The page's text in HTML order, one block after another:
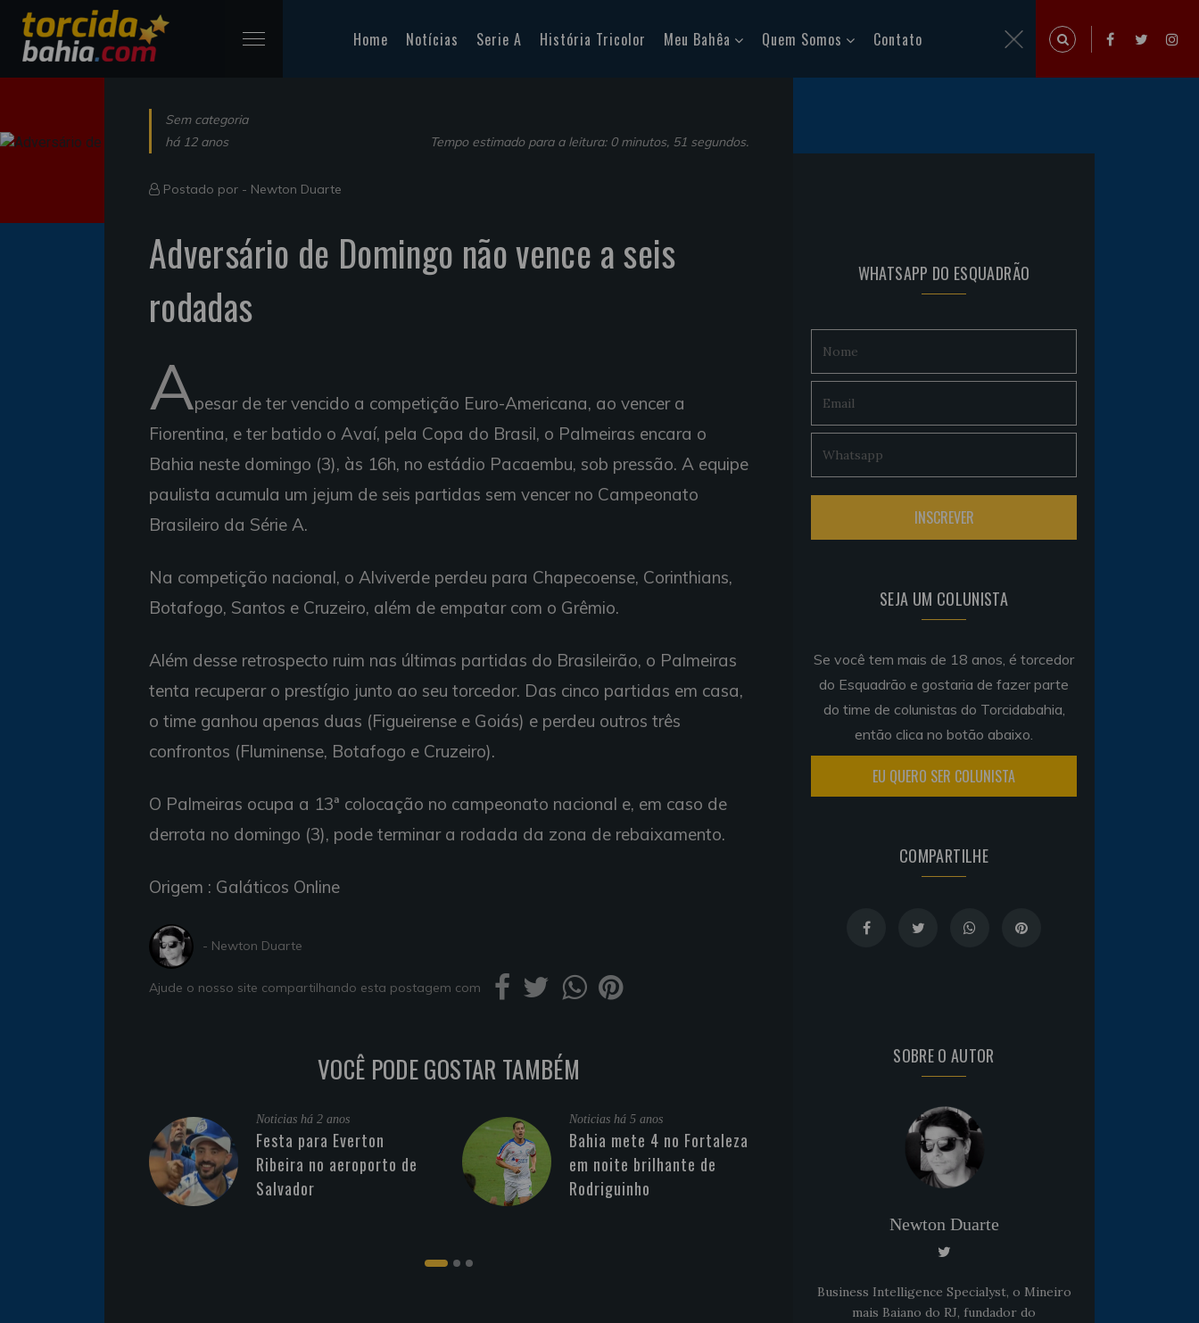
Home Notícias Serie A História Tricolor Meu Bahêa Quem Somos Contato
Sem categoria
há 12 anos
Tempo estimado para a leitura: 0 minutos, 51 segundos.
Postado por - Newton Duarte
Adversário de Domingo não vence a seis
rodadas
Apesar de ter vencido a competição Euro-Americana, ao vencer a
Fiorentina, e ter batido o Avaí, pela Copa do Brasil, o Palmeiras encara o
Bahia neste domingo (3), às 16h, no estádio Pacaembu, sob pressão. A equipe
paulista acumula um jejum de seis partidas sem vencer no Campeonato
Brasileiro da Série A.
Na competição nacional, o Alviverde perdeu para Chapecoense, Corinthians,
Botafogo, Santos e Cruzeiro, além de empatar com o Grêmio.
Além desse retrospecto ruim nas últimas partidas do Brasileirão, o Palmeiras
tenta recuperar o prestígio junto ao seu torcedor. Das cinco partidas em casa,
o time ganhou apenas duas (Figueirense e Goiás) e perdeu outros três
confrontos (Fluminense, Botafogo e Cruzeiro).
O Palmeiras ocupa a 13ª colocação no campeonato nacional e, em caso de
derrota no domingo (3), pode terminar a rodada da zona de rebaixamento.
Origem : Galáticos Online
- Newton Duarte
Ajude o nosso site compartilhando esta postagem com
VOCÊ PODE GOSTAR TAMBÉM
Noticias há 2 anos
Festa para Everton
Ribeira no aeroporto de
Salvador
Noticias há 5 anos
Bahia mete 4 no Fortaleza
em noite brilhante de
Rodriguinho
Noticiashá 5 anos
Goleiro Douglas Friedrich
fica em observação após
sofrer um corte no rosto
WHATSAPP DO ESQUADRÃO
SEJA UM COLUNISTA
Se você tem mais de 18 anos, é torcedor
do Esquadrão e gostaria de fazer parte
do time de colunistas do Torcidabahia,
então clica no botão abaixo.
EU QUERO SER COLUNISTA
COMPARTILHE
SOBRE O AUTOR
Newton Duarte
Business Intelligence Specialyst, o Mineiro
mais Baiano do RJ, fundador do